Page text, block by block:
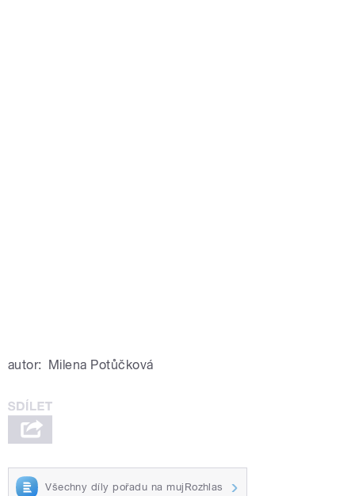
autor: Milena Potůčková
Všechny díly pořadu na mujRozhlas